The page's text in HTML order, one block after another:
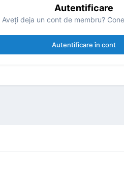
Autentificare
Aveţi deja un cont de membru?
Autentificare în cont